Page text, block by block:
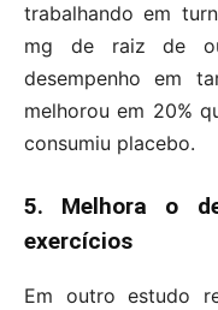
trabalhando em
mg de raiz de
desempenho em
melhorou em 20%
consumiu placebo.
5. Melhora o
exercícios
Em outro estudo